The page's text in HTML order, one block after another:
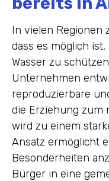
In vielen Regionen
dass es möglich
Wasser zu
Unternehmen
reproduzierbare
die Erziehung zum
wird zu einem
Ansatz ermöglicht
Besonderheiten
Bürger in eine